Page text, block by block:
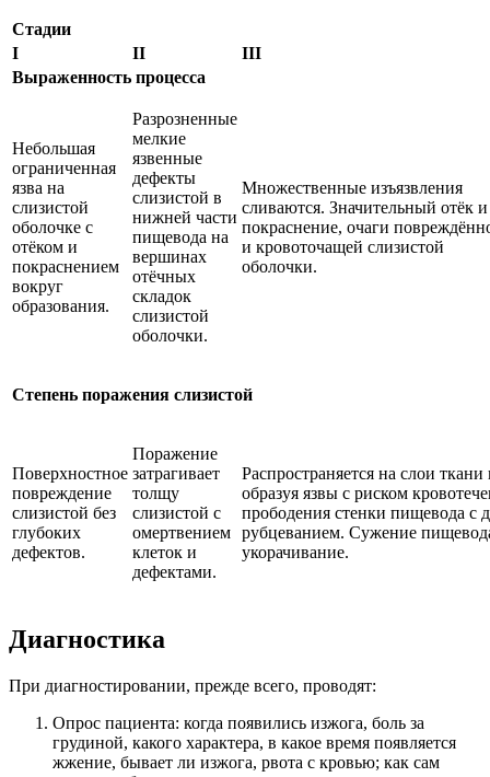
Стадии
I
II
III
Выраженность процесса
Небольшая
ограниченная
язва на
слизистой
оболочке с
отёком и
покраснением
вокруг
образования.
Разрозненные
мелкие
язвенные
дефекты
слизистой в
нижней части
пищевода на
вершинах
отёчных
складок
слизистой
оболочки.
Множественные изъязвления
сливаются. Значительный отёк и
покраснение, очаги
и кровоточащей слизистой
оболочки.
Степень поражения слизистой
Поверхностное
повреждение
слизистой без
глубоких
дефектов.
Поражение
затрагивает
толщу
слизистой с
омертвением
клеток и
дефектами.
Распространяется на слои
образуя язвы с риском
прободения стенки пищевода с
рубцеванием. Сужение
укорачивание.
Диагностика
При диагностировании, прежде всего, проводят:
Опрос пациента: когда появились изжога, боль за
грудиной, какого характера, в какое время появляется
жжение, бывает ли изжога, рвота с кровью; как сам